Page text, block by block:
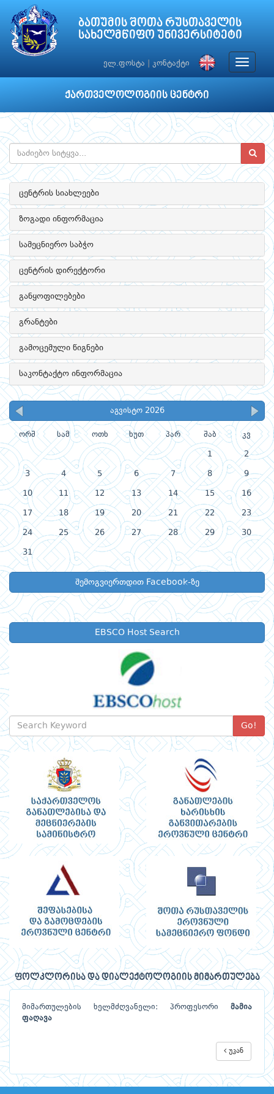
ბათუმის შოთა რუსთაველის
სახელმწიფო უნივერსიტეტი
ელ.ფოსტა კონტაქტი
Toggle
ქართველოლოგიის ცენტრი
ცენტრის სიახლეები
ზოგადი ინფორმაცია
სამეცნიერო საბჭო
ცენტრის დირექტორი
განყოფილებები
გრანტები
გამოცემული წიგნები
საკონტაქტო ინფორმაცია
აგვისტო 2026
ორშ სამ ოთხ ხუთ პარ შაბ კვ
1 2
3 4 5 6 7 8 9
10 11 12 13 14 15 16
17 18 19 20 21 22 23
24 25 26 27 28 29 30
31
შემოგვიერთდით Facebook-ზე
EBSCO Host Search
Go!
ფოლკლორისა და დიალექტოლოგიის მიმართულება
მიმართულების ხელმძღვანელი: პროფესორი მამია
ფაღავა
უკან